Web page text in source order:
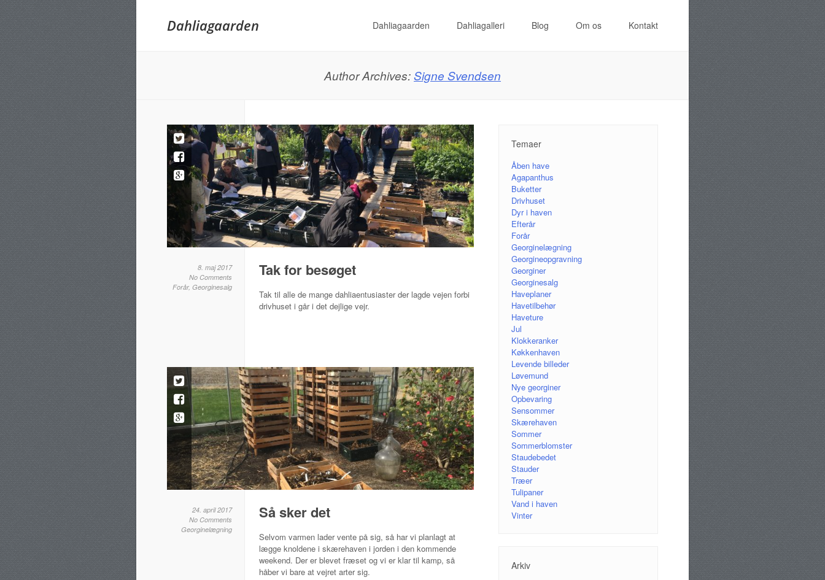
Dahliagaarden Menu
Skip to content
Dahliagaarden Dahliagalleri Blog Om os Kontakt
Author Archives:Signe Svendsen
8. maj 2017
No Comments
Forår, Georginesalg
Tak for besøget
Tak til alle de mange dahliaentusiaster der lagde vejen forbi
drivhuset i går i det dejlige vejr.
24. april 2017
No Comments
Georginelægning
Så sker det
Selvom varmen lader vente på sig, så har vi planlagt at
lægge knoldene i skærehaven i jorden i den kommende
weekend. Der er blevet fræset og vi er klar til kamp, så
håber vi bare at vejret arter sig.
Temaer
Åben have
Agapanthus
Buketter
Drivhuset
Dyr i haven
Efterår
Forår
Georginelægning
Georgineopgravning
Georginer
Georginesalg
Haveplaner
Havetilbehør
Haveture
Jul
Klokkeranker
Køkkenhaven
Levende billeder
Løvemund
Nye georginer
Opbevaring
Sensommer
Skærehaven
Sommer
Sommerblomster
Staudebedet
Stauder
Træer
Tulipaner
Vand i haven
Vinter
Arkiv